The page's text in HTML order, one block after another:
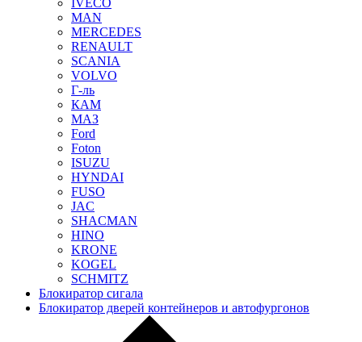
MAN
MERCEDES
RENAULT
SCANIA
VOLVO
Г-ль
КАМ
МАЗ
Ford
Foton
ISUZU
HYNDAI
FUSO
JAC
SHACMAN
HINO
KRONE
KOGEL
SCHMITZ
Блокиратор сигала
Блокиратор дверей контейнеров и автофургонов